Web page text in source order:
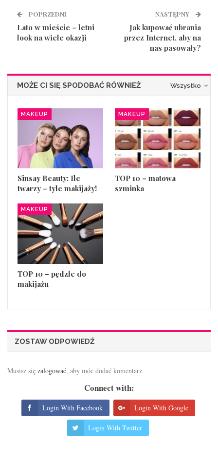
POPRZEDNI
Lato w mieście – letni
look na wiele okazji
NASTĘPNY
Jak kupować ubrania
przez Internet, aby na
nas pasowały?
Wszystko
MOŻE CI SIĘ SPODOBAĆ RÓWNIEŻ
MAKEUP
Sinsay Beauty: Ile
twarzy – tyle makijaży!
MAKEUP
TOP 10 – matowa
szminka
MAKEUP
TOP 10 – pędzle do
makijażu
ZOSTAW ODPOWIEDŹ
Musisz się zalogować, aby móc dodać komentarz.
Connect with:
Login With Facebook Login With Google
Login With Twitter